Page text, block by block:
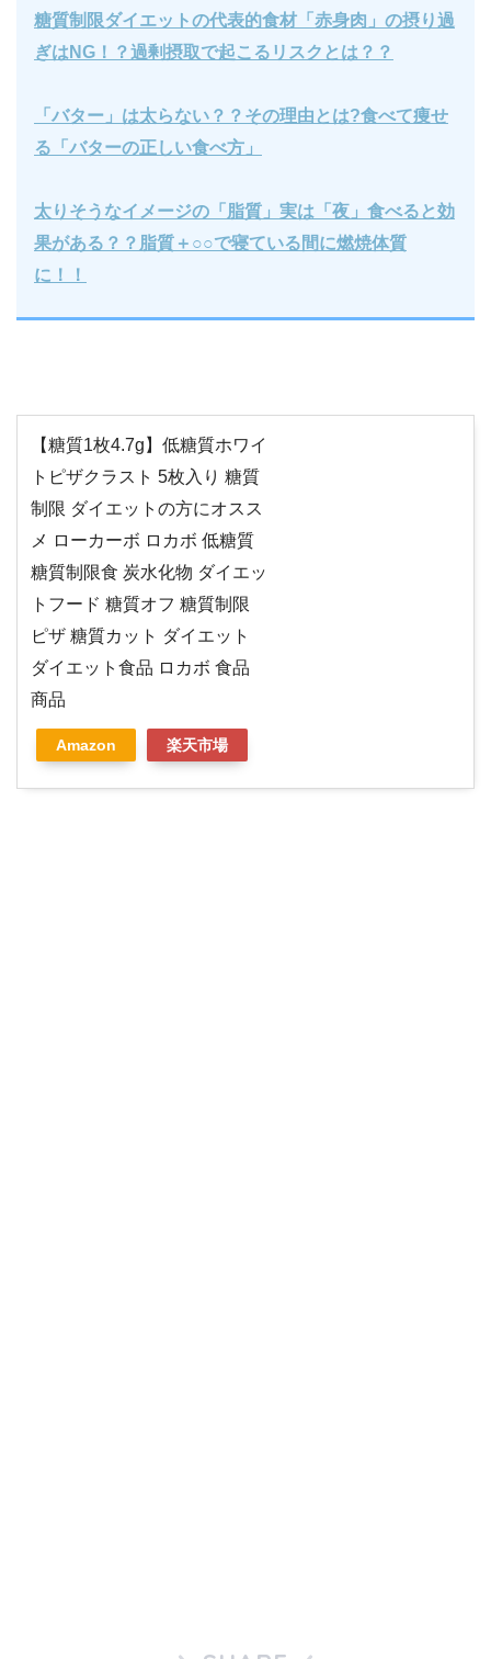
糖質制限ダイエットの代表的食材「赤身肉」の摂り過
ぎはNG！？過剰摂取で起こるリスクとは？？
「バター」は太らない？？その理由とは?食べて痩せ
る「バターの正しい食べ方」
太りそうなイメージの「脂質」実は「夜」食べると効
果がある？？脂質＋○○で寝ている間に燃焼体質
に！！
【糖質1枚4.7g】低糖質ホワイ
トピザクラスト 5枚入り 糖質
制限 ダイエットの方にオスス
メ ローカーボ ロカボ 低糖質
糖質制限食 炭水化物 ダイエッ
トフード 糖質オフ 糖質制限
ピザ 糖質カット ダイエット
ダイエット食品 ロカボ 食品
商品
Amazon 楽天市場